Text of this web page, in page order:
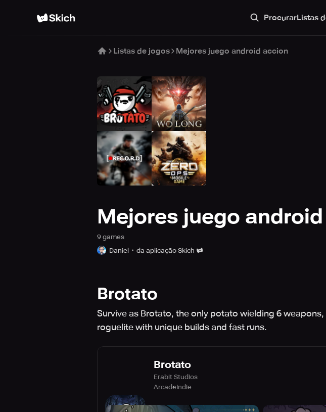
ProcurarListas
Listas de jogos Mejores juego android accion
Mejores juego
9 games
Daniel
da aplicação Skich
Brotato
Survive as Brotato, the only potato wielding 6
roguelite with unique builds and fast runs.
Brotato
Erabit Studios
ArcadeIndie